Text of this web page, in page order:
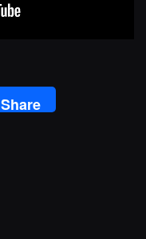
Share